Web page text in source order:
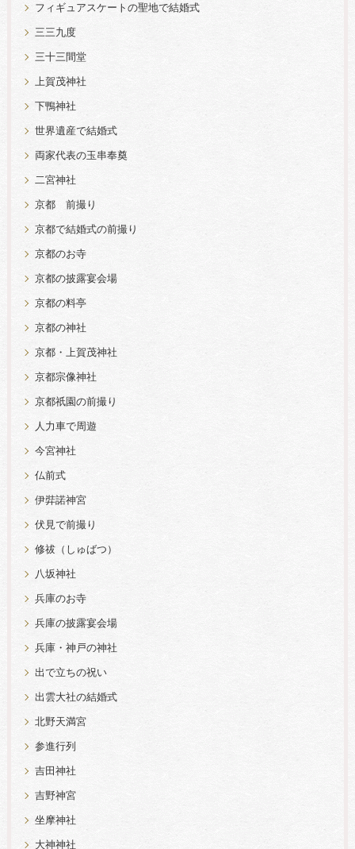
フィギュアスケートの聖地で結婚式
三三九度
三十三間堂
上賀茂神社
下鴨神社
世界遺産で結婚式
両家代表の玉串奉奠
二宮神社
京都 前撮り
京都で結婚式の前撮り
京都のお寺
京都の披露宴会場
京都の料亭
京都の神社
京都・上賀茂神社
京都宗像神社
京都祇園の前撮り
人力車で周遊
今宮神社
仏前式
伊弉諾神宮
伏見で前撮り
修祓（しゅばつ）
八坂神社
兵庫のお寺
兵庫の披露宴会場
兵庫・神戸の神社
出で立ちの祝い
出雲大社の結婚式
北野天満宮
参進行列
吉田神社
吉野神宮
坐摩神社
大神神社